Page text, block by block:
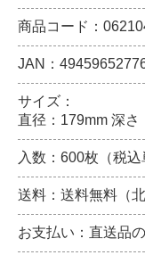
商品コード：
JAN：
サイズ：
直径：179mm 深
入数：600枚（税込
送料：送料無料（
お支払い：直送品